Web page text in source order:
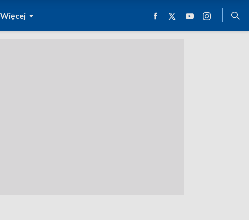
Więcej